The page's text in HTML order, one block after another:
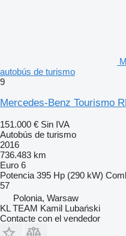
autobús de turismo
9
Mercedes-Benz Tourismo
151.000 € Sin IVA
Autobús de turismo
2016
736.483 km
Euro 6
Potencia 395 Hp (290 kW)
57
Polonia, Warsaw
KL TEAM Kamil Lubański
Contacte con el vendedor